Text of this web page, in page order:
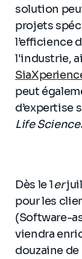
solution
projets
l’efficience
l'industrie,
peut
d’expertise
Life
Dès le 1er
pour les
(Software-
viendra
douzaine de